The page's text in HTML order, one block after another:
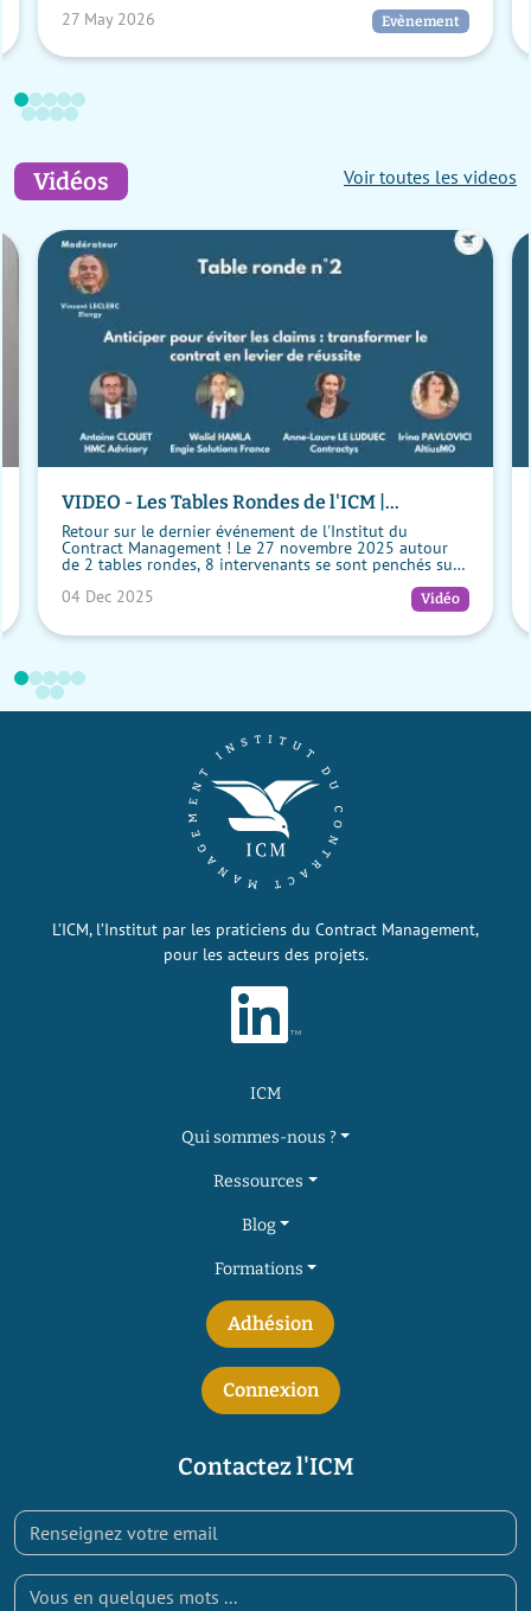
27 May 2026 Evènement
Vidéos Voir toutes les videos
VIDEO - Les Tables Rondes de l'ICM |
Anticiper pour éviter les claims : transformer
le contrat en levier de réussite
Retour sur le dernier événement de l'Institut du
Contract Management ! Le 27 novembre 2025 autour
de 2 tables rondes, 8 intervenants se sont penchés sur
04 Dec 2025 Vidéo
L’ICM, l’Institut par les praticiens du Contract Management,
pour les acteurs des projets.
ICM
Qui sommes-nous ?
Ressources
Blog
Formations
Adhésion
Connexion
Contactez l'ICM